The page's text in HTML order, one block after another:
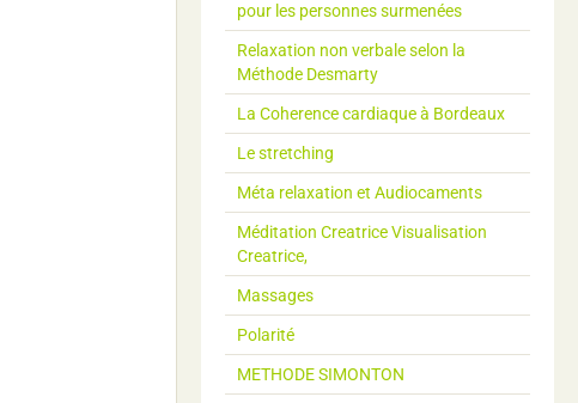
pour les personnes surmenées
Relaxation non verbale selon la
Méthode Desmarty
La Coherence cardiaque à Bordeaux
Le stretching
Méta relaxation et Audiocaments
Méditation Creatrice Visualisation
Creatrice,
Massages
Polarité
METHODE SIMONTON